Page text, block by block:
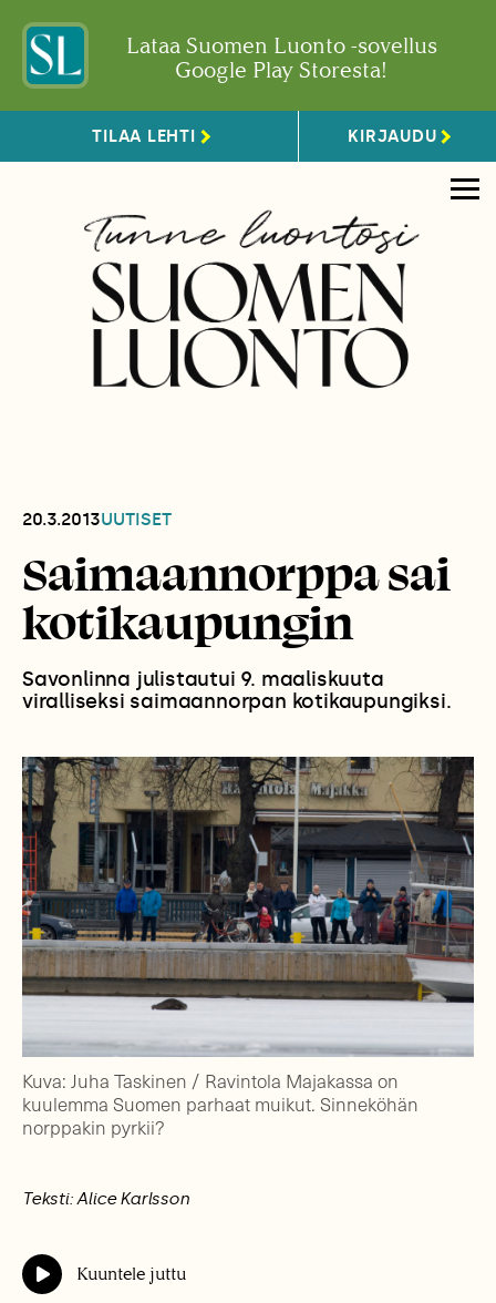
Lataa Suomen Luonto -sovellus
Google Play Storesta!
TILAA LEHTI KIRJAUDU
20.3.2013UUTISET
Saimaannorppa sai
kotikaupungin
Savonlinna julistautui 9. maaliskuuta
viralliseksi saimaannorpan kotikaupungiksi.
Kuva: Juha Taskinen / Ravintola Majakassa on
kuulemma Suomen parhaat muikut. Sinneköhän
norppakin pyrkii?
Teksti: Alice Karlsson
Kuuntele juttu